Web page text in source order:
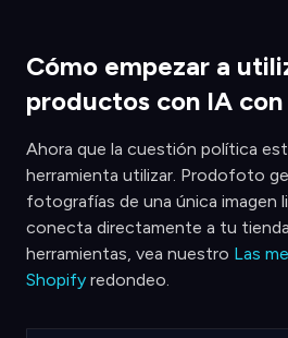
Cómo empezar a
productos con IA
Ahora que la cuestión política
herramienta utilizar. Prodofoto
fotografías de una única imagen
conecta directamente a tu
herramientas, vea nuestro Las
Shopify redondeo.